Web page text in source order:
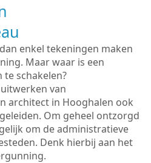
enkel tekeningen maken
Maar waar is een
schakelen?
van
architect in Hooghalen ook
Om geheel ontzorgd
om de administratieve
Denk hierbij aan het